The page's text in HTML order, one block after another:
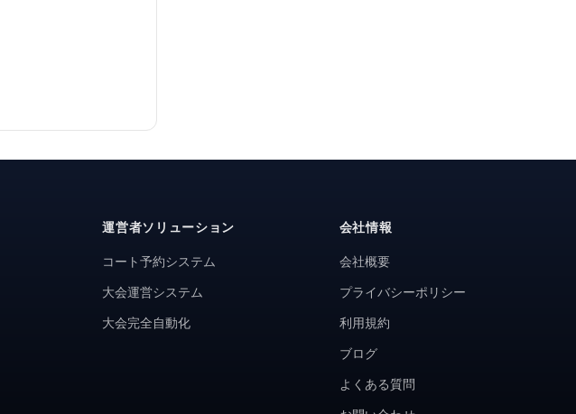
運営者ソリューション
コート予約システム
大会運営システム
大会完全自動化
会社情報
会社概要
プライバシーポリシー
利用規約
ブログ
よくある質問